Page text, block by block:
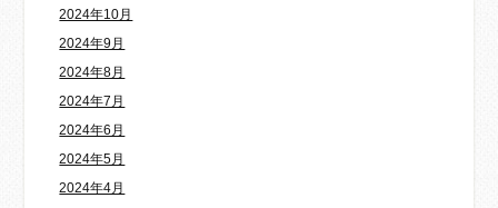
2024年10月
2024年9月
2024年8月
2024年7月
2024年6月
2024年5月
2024年4月